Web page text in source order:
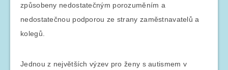
způsobeny nedostatečným porozuměním a
nedostatečnou podporou ze strany zaměstnavatelů a
kolegů.
Jednou z největších výzev pro ženy s autismem v